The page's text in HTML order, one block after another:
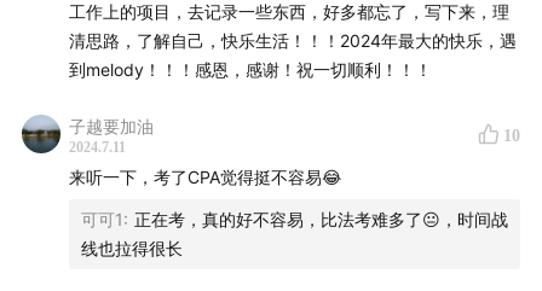
📚是否有多位交易员参与资产配置？他们的职责有何异同？
是的，有时会有多个交易员分别负责不同类型的资产，比如
股债搭配的组合，各自专注于自己擅长的部分。这种方式的
且难以灵活调整。相比之下，如果是单一投资人，则可以根
据市场状况从顶层配置比例做出适时调整。
📚量化金融与传统基本面分析有何不同？
量化金融不仅关注公司基本面，还考虑市场变动、天气变动
工作上的项目，去记录一些东西，好多都忘了，写下来，理
清思路，了解自己，快乐生活！！！2024年最大的快乐，遇
到melody！！！感恩，感谢！祝一切顺利！！！
子越要加油
2024.7.11
10
来听一下，考了CPA觉得挺不容易😂
可可1: 正在考，真的好不容易，比法考难多了😐，时间战
线也拉得很长